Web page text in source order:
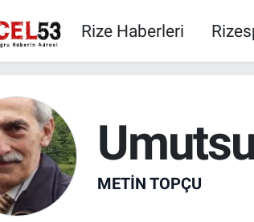
Rize Haberleri
METIN TOPÇU